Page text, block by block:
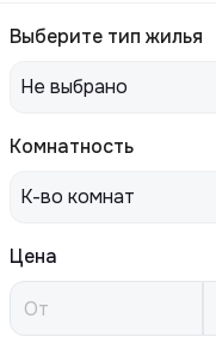
Выберите тип жилья
Не выбрано
Комнатность
К-во комнат
Цена